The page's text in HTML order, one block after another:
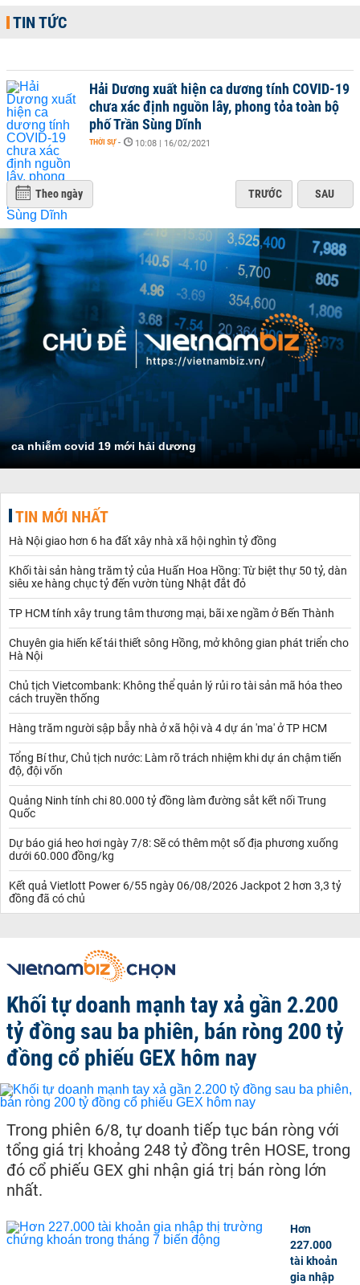
TIN TỨC
Hải Dương xuất hiện ca dương tính COVID-19
chưa xác định nguồn lây, phong tỏa toàn bộ
phố Trần Sùng Dĩnh
THỜI SỰ - 10:08 | 16/02/2021
Theo ngày TRƯỚC SAU
ca nhiễm covid 19 mới hải dương
TIN MỚI NHẤT
Hà Nội giao hơn 6 ha đất xây nhà xã hội nghìn tỷ đồng
Khối tài sản hàng trăm tỷ của Huấn Hoa Hồng: Từ biệt thự 50 tỷ, dàn
siêu xe hàng chục tỷ đến vườn tùng Nhật đắt đỏ
TP HCM tính xây trung tâm thương mại, bãi xe ngầm ở Bến Thành
Chuyên gia hiến kế tái thiết sông Hồng, mở không gian phát triển cho
Hà Nội
Chủ tịch Vietcombank: Không thể quản lý rủi ro tài sản mã hóa theo
cách truyền thống
Hàng trăm người sập bẫy nhà ở xã hội và 4 dự án 'ma' ở TP HCM
Tổng Bí thư, Chủ tịch nước: Làm rõ trách nhiệm khi dự án chậm tiến
độ, đội vốn
Quảng Ninh tính chi 80.000 tỷ đồng làm đường sắt kết nối Trung
Quốc
Dự báo giá heo hơi ngày 7/8: Sẽ có thêm một số địa phương xuống
dưới 60.000 đồng/kg
Kết quả Vietlott Power 6/55 ngày 06/08/2026 Jackpot 2 hơn 3,3 tỷ
đồng đã có chủ
Khối tự doanh mạnh tay xả gần 2.200
tỷ đồng sau ba phiên, bán ròng 200 tỷ
đồng cổ phiếu GEX hôm nay
Trong phiên 6/8, tự doanh tiếp tục bán ròng với
tổng giá trị khoảng 248 tỷ đồng trên HOSE, trong
đó cổ phiếu GEX ghi nhận giá trị bán ròng lớn
nhất.
Hơn
227.000
tài khoản
gia nhập